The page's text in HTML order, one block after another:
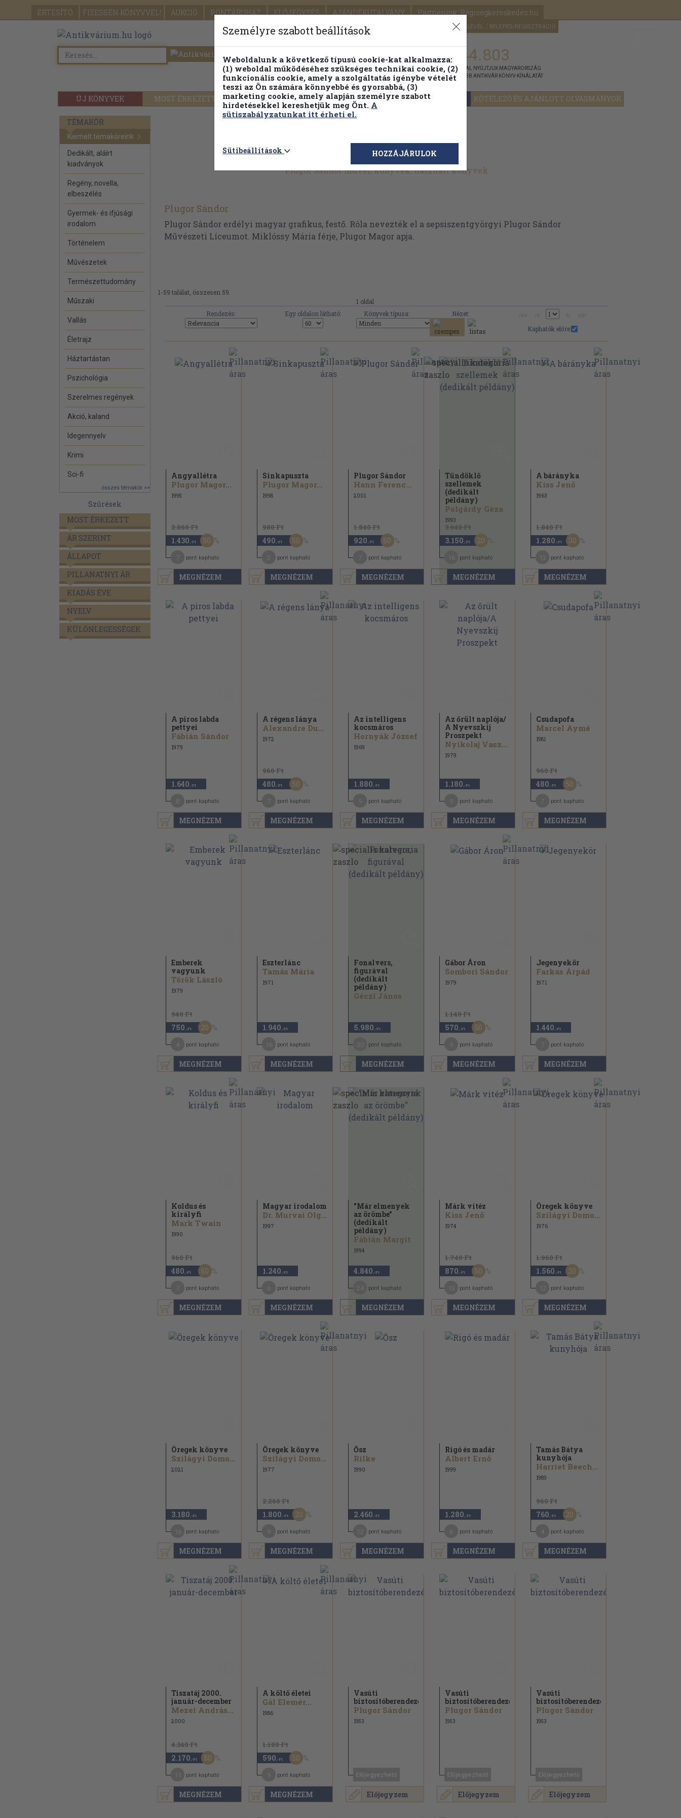
ÉRTESÍTŐ FIZESSEN KÖNYVVEL! AUKCIÓ PONTÁRUHÁZ ELŐJEGYZÉS AJÁNDÉKUTALVÁNY Partnerünk: Régiségkereskedés.hu
SEGÍTSÉG HÍRLEVÉL BELÉPÉS/REGISZTRÁCIÓ
ÚJ KÖNYVEK MOST ÉRKEZETT PILLANATNYI ÁRAINK FENNTARTHATÓ OLVASMÁNYOK KÖTELEZŐ ÉS AJÁNLOTT OLVASMÁNYOK
Részletes kereső Témaköri fa 1.144.803
KIADVÁNNYAL NYÚJTJUK MAGYARORSZÁG
LEGNAGYOBB ANTIKVÁR KÖNYV-KÍNÁLATÁT
TÉMAKÖR
Kiemelt témaköreink
Dedikált, aláírt
kiadványok
Regény, novella,
elbeszélés
Gyermek- és ifjúsági
irodalom
Történelem
Művészetek
Természettudomány
Műszaki
Vallás
Életrajz
Háztartástan
Pszichológia
Szerelmes regények
Akció, kaland
Idegennyelv
Krimi
Sci-fi
összes témakör >>
Szűrések
MOST ÉRKEZETT
ÁR SZERINT
ÁLLAPOT
PILLANATNYI ÁR
KIADÁS ÉVE
NYELV
KÜLÖNLEGESSÉGEK
Plugor Sándor művei, könyvek, használt könyvek
Plugor Sándor
Plugor Sándor erdélyi magyar grafikus, festő. Róla nevezték el a sepsiszentgyörgyi Plugor Sándor
Művészeti Líceumot. Miklóssy Mária férje, Plugor Magor apja.
1-59 találat, összesen 59.
1 oldal
Rendezés:
Egy oldalon látható: Könyvek típusa:
Nézet:
Kaphatók előre:
MEGNÉZEM
Angyallétra
Plugor Magor...
1995
2.860 Ft
1.430 ,-Ft 50
pont kapható
MEGNÉZEM
Sinkapuszta
Plugor Magor...
1998
980 Ft
490 ,-Ft 50
pont kapható
MEGNÉZEM
Plugor Sándor
Hann Ferenc...
2001
1.840 Ft
920 ,-Ft 50
pont kapható
MEGNÉZEM
Tündöklő
szellemek
(dedikált
példány)
Polgárdy Géza
1993
3.940 Ft
3.150 ,-Ft 20
pont kapható
MEGNÉZEM
A bárányka
Kiss Jenő
1963
1.840 Ft
1.280 ,-Ft 30
pont kapható
MEGNÉZEM
A piros labda
pettyei
Fábián Sándor
1979
1.640 ,-Ft
pont kapható
MEGNÉZEM
A régens lánya
Alexandre Dumas
1972
960 Ft
480 ,-Ft 50
pont kapható
MEGNÉZEM
Az intelligens
kocsmáros
Hornyák József
1969
1.880 ,-Ft
pont kapható
MEGNÉZEM
Az őrült naplója/
A Nyevszkij
Proszpekt
Nyikolaj Vasziljevics Gogol
1979
1.180 ,-Ft
pont kapható
MEGNÉZEM
Csudapofa
Marcel Aymé
1981
960 Ft
480 ,-Ft 50
pont kapható
MEGNÉZEM
Emberek
vagyunk
Török László
1979
940 Ft
750 ,-Ft 20
pont kapható
MEGNÉZEM
Eszterlánc
Tamás Mária
1971
1.940 ,-Ft
pont kapható
MEGNÉZEM
Fonalvers,
figurával
(dedikált
példány)
Géczi János
5.980 ,-Ft
pont kapható
MEGNÉZEM
Gábor Áron
Sombori Sándor
1979
1.140 Ft
570 ,-Ft 50
pont kapható
MEGNÉZEM
Jegenyekör
Farkas Árpád
1971
1.440 ,-Ft
pont kapható
MEGNÉZEM
Koldus és
királyfi
Mark Twain
1990
960 Ft
480 ,-Ft 50
pont kapható
MEGNÉZEM
Magyar irodalom
Dr. Murvai Olga...
1997
1.240 ,-Ft
pont kapható
MEGNÉZEM
"Már elmenyek
az örömbe"
(dedikált
példány)
Fábián Margit
1994
4.840 ,-Ft
pont kapható
MEGNÉZEM
Márk vitéz
Kiss Jenő
1974
1.740 Ft
870 ,-Ft 50
pont kapható
MEGNÉZEM
Öregek könyve
Szilágyi Domokos
1976
1.960 Ft
1.560 ,-Ft 20
pont kapható
MEGNÉZEM
Öregek könyve
Szilágyi Domokos
2021
3.180 ,-Ft
pont kapható
MEGNÉZEM
Öregek könyve
Szilágyi Domokos
1977
2.260 Ft
1.800 ,-Ft 20
pont kapható
MEGNÉZEM
Ősz
Rilke
1990
2.460 ,-Ft
pont kapható
MEGNÉZEM
Rigó és madár
Albert Ernő
1999
1.280 ,-Ft
pont kapható
MEGNÉZEM
Tamás Bátya
kunyhója
Harriet Beecher-Stowe
1989
960 Ft
760 ,-Ft 20
pont kapható
MEGNÉZEM
Tiszatáj 2000.
január-december
Mezei András...
2000
4.340 Ft
2.170 ,-Ft 50
pont kapható
MEGNÉZEM
A költő életei
Gál Elemér...
1986
1.180 Ft
590 ,-Ft 50
pont kapható
Előjegyzem
Vasúti
biztosítóberendezések
Plugor Sándor
1953
Előjegyzem
Vasúti
biztosítóberendezések
Plugor Sándor
1953
Előjegyzem
Vasúti
biztosítóberendezések
Plugor Sándor
1953
Személyre szabott beállítások
Weboldalunk a következő típusú cookie-kat alkalmazza:
(1) weboldal működéséhez szükséges technikai cookie, (2)
funkcionális cookie, amely a szolgáltatás igénybe vételét
teszi az Ön számára könnyebbé és gyorsabbá, (3)
marketing cookie, amely alapján személyre szabott
hirdetésekkel kereshetjük meg Önt. A
sütiszabályzatunkat itt érheti el.
Sütibeállítások HOZZÁJÁRULOK